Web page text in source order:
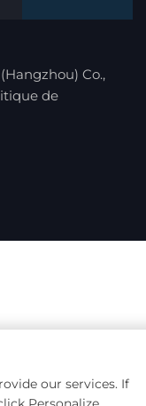
Co.,
de
our services. If